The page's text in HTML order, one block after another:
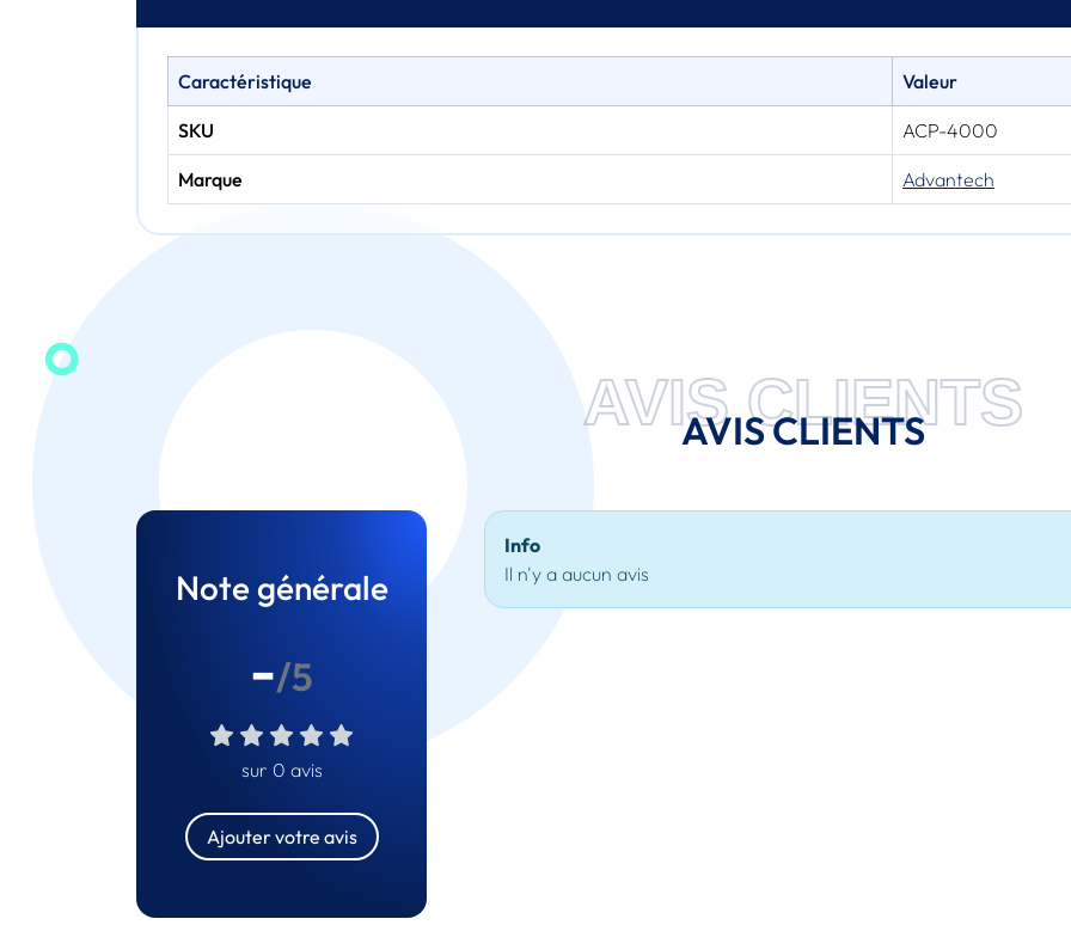
Caractéristique Valeur
SKU ACP-4000
Marque Advantech
AVIS CLIENTS
AVIS CLIENTS
Note générale
-/5
sur 0 avis
Ajouter votre avis
Info
Il n'y a aucun avis